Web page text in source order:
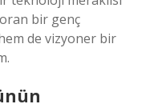
bir genç
de vizyoner bir